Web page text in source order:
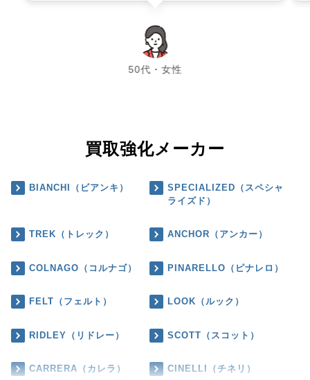
50代・女性
chevron_left chevron_right
買取強化メーカー
BIANCHI（ビアンキ）
SPECIALIZED（スペシャ
ライズド）
TREK（トレック） ANCHOR（アンカー）
COLNAGO（コルナゴ） PINARELLO（ピナレロ）
FELT（フェルト） LOOK（ルック）
RIDLEY（リドレー） SCOTT（スコット）
CARRERA（カレラ） CINELLI（チネリ）